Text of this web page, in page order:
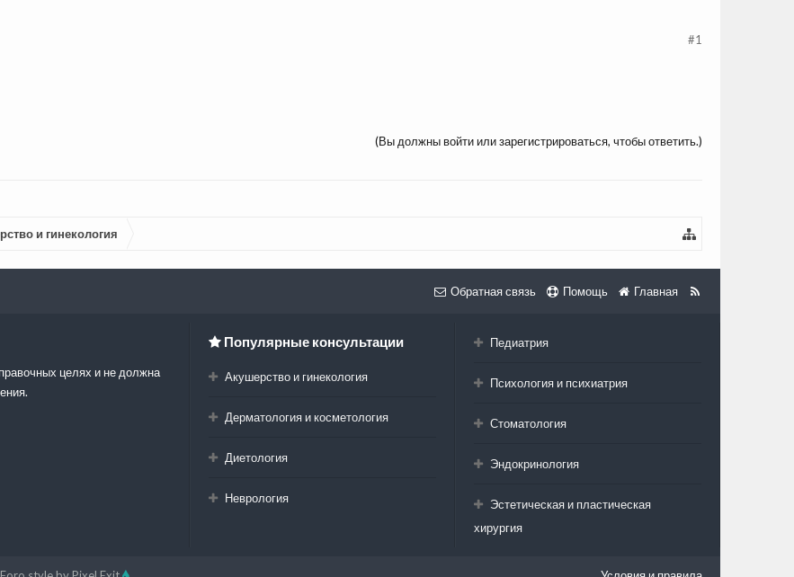
#1
(Вы должны войти или зарегистрироваться, чтобы ответить.)
и гинекология
Обратная связь Помощь Главная
целях и не должна
Популярные консультации
Акушерство и гинекология
Дерматология и косметология
Диетология
Неврология
Педиатрия
Психология и психиатрия
Стоматология
Эндокринология
Эстетическая и пластическая
хирургия